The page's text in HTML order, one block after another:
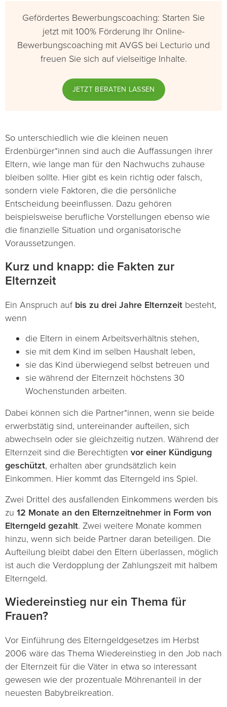
Gefördertes Bewerbungscoaching: Starten Sie
jetzt mit 100% Förderung Ihr Online-
Bewerbungscoaching mit AVGS bei Lecturio und
freuen Sie sich auf vielseitige Inhalte.
JETZT BERATEN LASSEN
So unterschiedlich wie die kleinen neuen
Erdenbürger*innen sind auch die Auffassungen ihrer
Eltern, wie lange man für den Nachwuchs zuhause
bleiben sollte. Hier gibt es kein richtig oder falsch,
sondern viele Faktoren, die die persönliche
Entscheidung beeinflussen. Dazu gehören
beispielsweise berufliche Vorstellungen ebenso wie
die finanzielle Situation und organisatorische
Voraussetzungen.
Kurz und knapp: die Fakten zur
Elternzeit
Ein Anspruch auf bis zu drei Jahre Elternzeit besteht,
wenn
die Eltern in einem Arbeitsverhältnis stehen,
sie mit dem Kind im selben Haushalt leben,
sie das Kind überwiegend selbst betreuen und
sie während der Elternzeit höchstens 30
Wochenstunden arbeiten.
Dabei können sich die Partner*innen, wenn sie beide
erwerbstätig sind, untereinander aufteilen, sich
abwechseln oder sie gleichzeitig nutzen. Während der
Elternzeit sind die Berechtigten vor einer Kündigung
geschützt, erhalten aber grundsätzlich kein
Einkommen. Hier kommt das Elterngeld ins Spiel.
Zwei Drittel des ausfallenden Einkommens werden bis
zu 12 Monate an den Elternzeitnehmer in Form von
Elterngeld gezahlt. Zwei weitere Monate kommen
hinzu, wenn sich beide Partner daran beteiligen. Die
Aufteilung bleibt dabei den Eltern überlassen, möglich
ist auch die Verdopplung der Zahlungszeit mit halbem
Elterngeld.
Wiedereinstieg nur ein Thema für
Frauen?
Vor Einführung des Elterngeldgesetzes im Herbst
2006 wäre das Thema Wiedereinstieg in den Job nach
der Elternzeit für die Väter in etwa so interessant
gewesen wie der prozentuale Möhrenanteil in der
neuesten Babybreikreation.